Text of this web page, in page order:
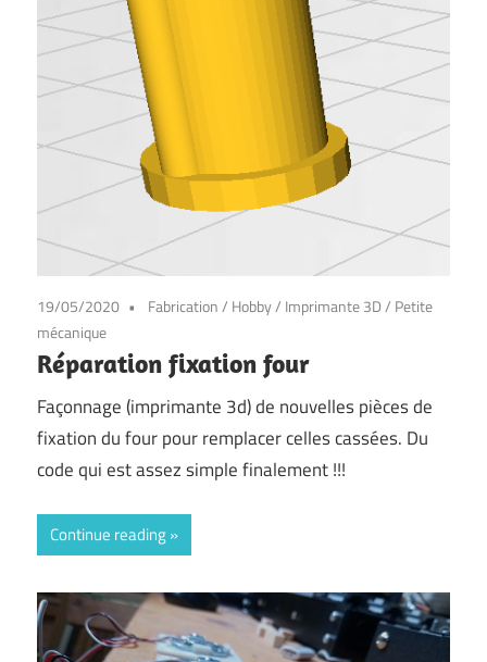
19/05/2020 Fabrication/ Hobby/ Imprimante 3D/ Petite
mécanique
Réparation fixation four
Façonnage (imprimante 3d) de nouvelles pièces de
fixation du four pour remplacer celles cassées. Du
code qui est assez simple finalement !!!
Continue reading